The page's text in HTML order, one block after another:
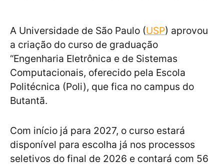
A Universidade de São Paulo (USP) aprovou
a criação do curso de graduação
“Engenharia Eletrônica e de Sistemas
Computacionais, oferecido pela Escola
Politécnica (Poli), que fica no campus do
Butantã.
Com início já para 2027, o curso estará
disponível para escolha já nos processos
seletivos do final de 2026 e contará com 56